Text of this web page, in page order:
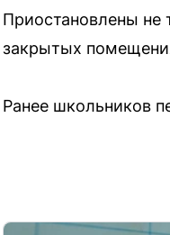
Приостановлены не
закрытых
Ранее школьников